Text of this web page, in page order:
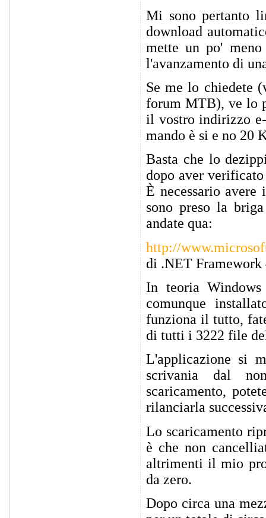
Mi sono pertanto
download
mette un po'
l'avanzamento di
Se me lo chiedete
forum MTB), ve lo
il vostro indirizzo
mando è si e no 20
Basta che lo
dopo aver
È necessario
sono preso la
andate qua:
http://
di .NET
In teoria
comunque
funziona il tutto,
di tutti i 3222 file
L'applicazione si
scrivania dal
scaricamento,
rilanciarla
Lo scaricamento
è che non
altrimenti il mio
da zero.
Dopo circa una